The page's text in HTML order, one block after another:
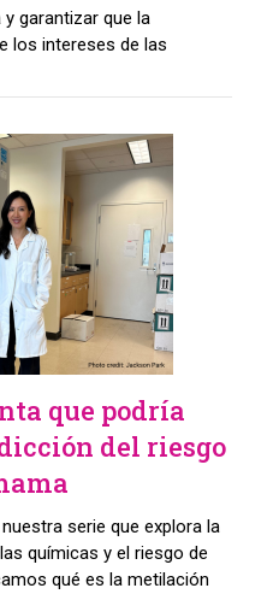
garantizar que la
los intereses de las
que podría
del riesgo
serie que explora la
químicas y el riesgo de
qué es la metilación